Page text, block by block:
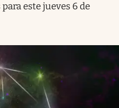
este jueves 6 de